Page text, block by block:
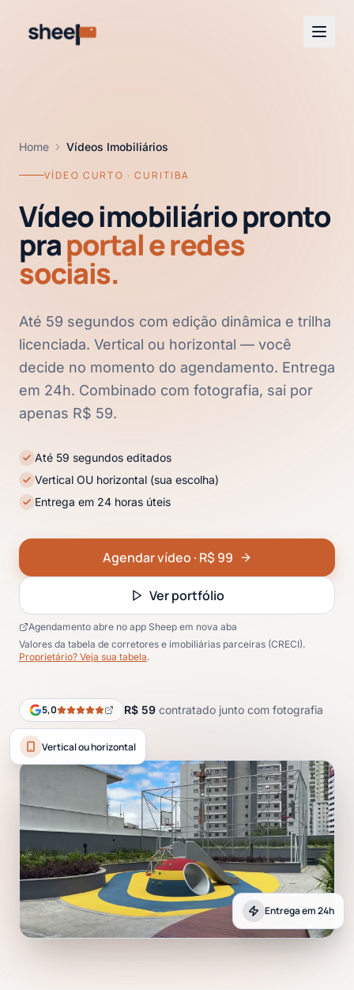
Home Vídeos Imobiliários
VÍDEO CURTO · CURITIBA
Vídeo imobiliário pronto
praportal e redes
sociais.
Até 59 segundos com edição dinâmica e trilha
licenciada. Vertical ou horizontal — você
decide no momento do agendamento. Entrega
em 24h. Combinado com fotografia, sai por
apenas R$ 59.
Até 59 segundos editados
Vertical OU horizontal (sua escolha)
Entrega em 24 horas úteis
Agendar vídeo · R$ 99
Ver portfólio
Agendamento abre no app Sheep em nova aba
Valores da tabela de corretores e imobiliárias parceiras (CRECI).
Proprietário? Veja sua tabela.
5,0 R$ 59 contratado junto com fotografia
Entrega em 24h